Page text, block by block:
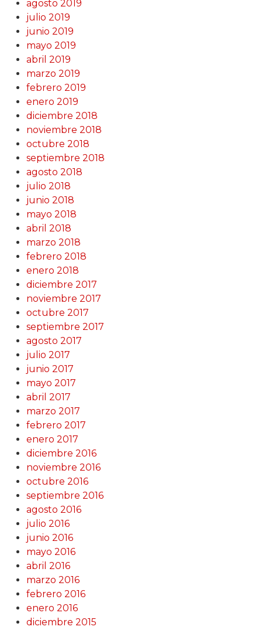
agosto 2019
julio 2019
junio 2019
mayo 2019
abril 2019
marzo 2019
febrero 2019
enero 2019
diciembre 2018
noviembre 2018
octubre 2018
septiembre 2018
agosto 2018
julio 2018
junio 2018
mayo 2018
abril 2018
marzo 2018
febrero 2018
enero 2018
diciembre 2017
noviembre 2017
octubre 2017
septiembre 2017
agosto 2017
julio 2017
junio 2017
mayo 2017
abril 2017
marzo 2017
febrero 2017
enero 2017
diciembre 2016
noviembre 2016
octubre 2016
septiembre 2016
agosto 2016
julio 2016
junio 2016
mayo 2016
abril 2016
marzo 2016
febrero 2016
enero 2016
diciembre 2015